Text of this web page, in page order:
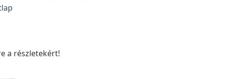
a részletekért!